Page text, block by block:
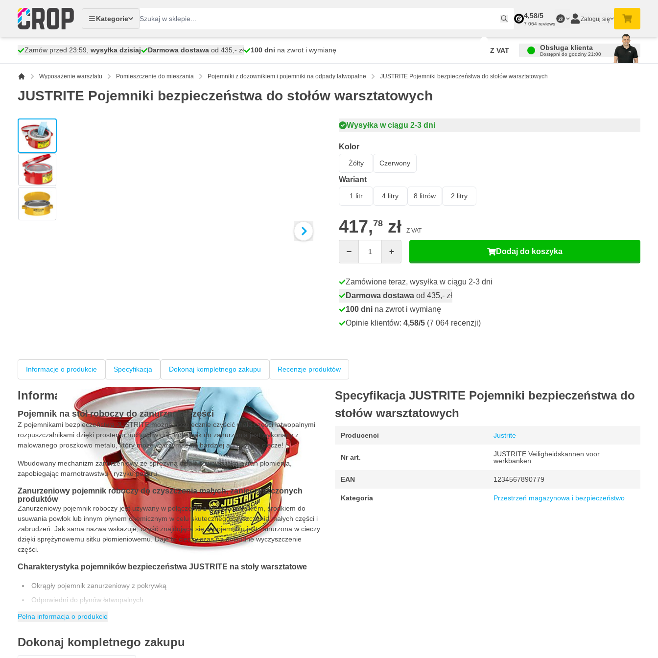
Kategorie
4,58/5
7 064 reviews
zł Zaloguj się
Zamów przed 23:59, wysyłka dzisiaj Darmowa dostawa od 435,- zł 100 dni na zwrot i wymianę Z VAT Obsługa klienta
Dostępni do godziny 21:00
Wyposażenie warsztatu Pomieszczenie do mieszania Pojemniki z dozownikiem i pojemniki na odpady łatwopalne JUSTRITE Pojemniki bezpieczeństwa do stołów warsztatowych
JUSTRITE Pojemniki bezpieczeństwa do stołów warsztatowych
View larger image
View larger image
View larger image
Wysyłka w ciągu 2-3 dni
Kolor
Żółty Czerwony
Wariant
1 litr 4 litry 8 litrów 2 litry
417,78 zł Z VAT
Dodaj do koszyka
Zamówione teraz, wysyłka w ciągu 2-3 dni
Darmowa dostawa od 435,- zł
100 dni na zwrot i wymianę
Opinie klientów: 4,58/5 (7 064 recenzji)
Informacje o produkcie Specyfikacja Dokonaj kompletnego zakupu Recenzje produktów
Informacje o produkcie
Pojemnik na stół roboczy do zanurzania części
Z pojemnikami bezpieczeństwa JUSTRITE można bezpiecznie czyścić małe części łatwopalnymi
rozpuszczalnikami dzięki prostemu ruchowi w dół. Pojemnik do zanurzania jest wykonany z
malowanego proszkowo metalu, który może wytrzymać najbardziej agresywne ciecze!
Wbudowany mechanizm zanurzeniowy ze sprężyną działa również jako ekran płomienia,
zapobiegając marnotrawstwu i ryzyku pożaru.
Zanurzeniowy pojemnik roboczy do czyszczenia małych, zanieczyszczonych
produktów
Zanurzeniowy pojemnik roboczy jest używany w połączeniu z rozcieńczalnikiem, środkiem do
usuwania powłok lub innym płynem chemicznym w celu skutecznego czyszczenia małych części i
zabrudzeń. Jak sama nazwa wskazuje, część znajdująca się w pojemniku jest zanurzona w cieczy
dzięki sprężynowemu sitku płomieniowemu. Daje to cieczy czas na dokładne wyczyszczenie
części.
Charakterystyka pojemników bezpieczeństwa JUSTRITE na stoły warsztatowe
Okrągły pojemnik zanurzeniowy z pokrywką
Odpowiedni do płynów łatwopalnych
Sprężynowy ekran płomieniowy zapobiega tworzeniu się oparów
Wytrzymała stal o grubości 24 mm z powłoką proszkową zapewniającą odporność chemiczną
Pełna informacja o produkcie
Specyfikacja JUSTRITE Pojemniki bezpieczeństwa do
stołów warsztatowych
Producenci Justrite
Nr art.
JUSTRITE Veiligheidskannen voor
werkbanken
EAN 1234567890779
Kategoria Przestrzeń magazynowa i bezpieczeństwo
Dokonaj kompletnego zakupu